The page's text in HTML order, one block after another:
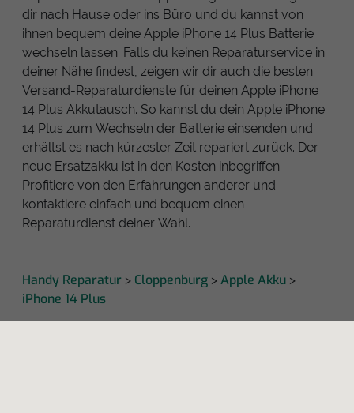
dir nach Hause oder ins Büro und du kannst von
ihnen bequem deine Apple iPhone 14 Plus Batterie
wechseln lassen. Falls du keinen Reparaturservice in
deiner Nähe findest, zeigen wir dir auch die besten
Versand-Reparaturdienste für deinen Apple iPhone
14 Plus Akkutausch. So kannst du dein Apple iPhone
14 Plus zum Wechseln der Batterie einsenden und
erhältst es nach kürzester Zeit repariert zurück. Der
neue Ersatzakku ist in den Kosten inbegriffen.
Profitiere von den Erfahrungen anderer und
kontaktiere einfach und bequem einen
Reparaturdienst deiner Wahl.
Handy Reparatur > Cloppenburg > Apple Akku >
iPhone 14 Plus